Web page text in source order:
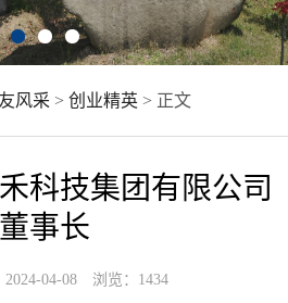
风采 > 创业精英 > 正文
科技集团有限公司
董事长
2024-04-08 浏览： 1434